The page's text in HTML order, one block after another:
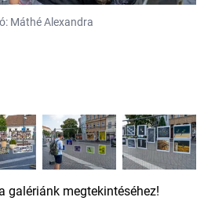
Máthé Alexandra
galériánk megtekintéséhez!